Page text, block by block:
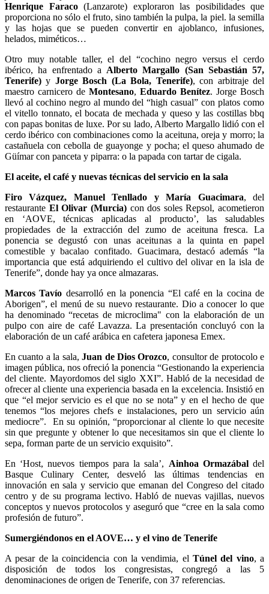
Henrique Faraco(Lanzarote) exploraron las posibilidades que
proporciona no sólo el fruto, sino también la pulpa, la piel. la semilla
y las hojas que se pueden convertir en ajoblanco, infusiones,
helados, miméticos…
Otro muy notable taller, el del “cochino negro versus el cerdo
ibérico, ha enfrentado a Alberto Margallo (San Sebastián 57,
Tenerife) y Jorge Bosch (La Bola, Tenerife), con arbitraje del
maestro carnicero de Montesano, Eduardo Benítez. Jorge Bosch
llevó al cochino negro al mundo del “high casual” con platos como
el vitello tonnato, el bocata de mechada y queso y las costillas bbq
con papas bonitas de luxe. Por su lado, Alberto Margallo lidió con el
cerdo ibérico con combinaciones como la aceituna, oreja y morro; la
castañuela con cebolla de guayonge y pocha; el queso ahumado de
Güímar con panceta y piparra: o la papada con tartar de cigala.
El aceite, el café y nuevas técnicas del servicio en la sala
Firo Vázquez, Manuel Tenllado y María Guacimara, del
restaurante El Olivar (Murcia)con dos soles Repsol, acometieron
en ‘AOVE, técnicas aplicadas al producto’, las saludables
propiedades de la extracción del zumo de aceituna fresca. La
ponencia se degustó con unas aceitunas a la quinta en papel
comestible y bacalao confitado. Guacimara, destacó además “la
importancia que está adquiriendo el cultivo del olivar en la isla de
Tenerife”, donde hay ya once almazaras.
Marcos Tavío desarrolló en la ponencia “El café en la cocina de
Aborigen”, el menú de su nuevo restaurante. Dio a conocer lo que
ha denominado “recetas de microclima" con la elaboración de un
pulpo con aire de café Lavazza. La presentación concluyó con la
elaboración de un café arábica en cafetera japonesa Emex.
En cuanto a la sala,Juan de Dios Orozco, consultor de protocolo e
imagen pública, nos ofreció la ponencia “Gestionando la experiencia
del cliente. Mayordomos del siglo XXI”. Habló de la necesidad de
ofrecer al cliente una experiencia basada en la excelencia. Insistió en
que “el mejor servicio es el que no se nota” y en el hecho de que
tenemos “los mejores chefs e instalaciones, pero un servicio aún
mediocre”. En su opinión, “proporcionar al cliente lo que necesite
sin que pregunte y obtener lo que necesitamos sin que el cliente lo
sepa, forman parte de un servicio exquisito”.
En ‘Host, nuevos tiempos para la sala’, Ainhoa Ormazábaldel
Basque Culinary Center, desveló las últimas tendencias en
innovación en sala y servicio que emanan del Congreso del citado
centro y de su programa lectivo. Habló de nuevas vajillas, nuevos
conceptos y nuevos protocolos y aseguró que “cree en la sala como
profesión de futuro”.
Sumergiéndonos en el AOVE… y el vino de Tenerife
A pesar de la coincidencia con la vendimia, el Túnel del vino, a
disposición de todos los congresistas, congregó a las 5
denominaciones de origen de Tenerife, con 37 referencias.